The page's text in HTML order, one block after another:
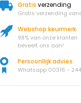
Gratis verzending
Gratis verzending
Webshop keurmerk
98% van onze klanten
beveelt ons aan!
Persoonllijk advies
Whatsapp 00316 -